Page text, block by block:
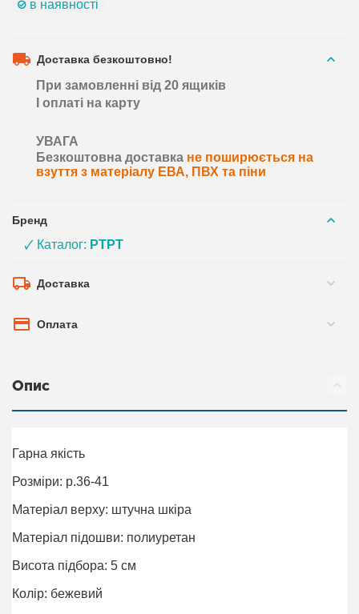
в наявності
Доставка безкоштовно!
При замовленні від 20 ящиків
І оплаті на карту
УВАГА
Безкоштовна доставка не поширюється на
взуття з матеріалу ЕВА, ПВХ та піни
Бренд
🗸 Каталог: PTPT
Доставка
Оплата
Опис
Гарна якість
Розміри: р.36-41
Матеріал верху: штучна шкіра
Матеріал підошви: полиуретан
Висота підбора: 5 см
Колір: бежевий